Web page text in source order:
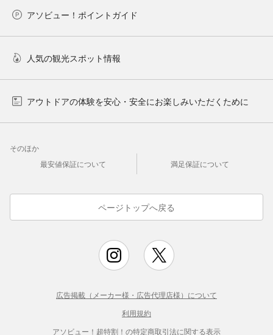
アソビュー！ポイントガイド
人気の観光スポット情報
アウトドアの体験を安心・安全にお楽しみいただくために
そのほか
最安値保証について
満足保証について
ページトップへ戻る
広告掲載（メーカー様・広告代理店様）について
利用規約
アソビュー！超特割！の特定商取引法に関する表示